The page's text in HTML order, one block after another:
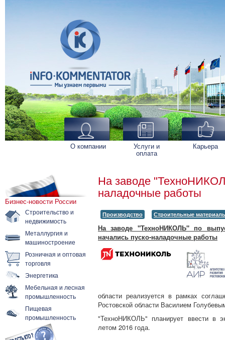
О компании Услуги и
оплата
Карьера
Бизнес-новости России
Строительство и
недвижимость
Металлургия и
машиностроение
Розничная и оптовая
торговля
Энергетика
Мебельная и лесная
промышленность
Пищевая
промышленность
На заводе
наладочные работы
Производство Строительные
На заводе "ТехноНИКОЛЬ" по
начались пуско-наладочные работы
области реализуется в рамках
Ростовской области Василием
"ТехноНИКОЛЬ" планирует ввести в
летом 2016 года.